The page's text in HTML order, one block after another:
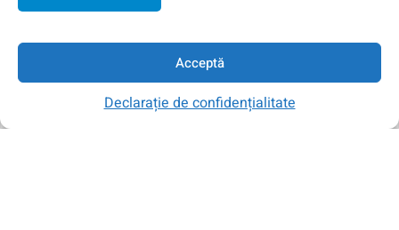
Acceptă
Declarație de confidențialitate
Contul Meu Căutare